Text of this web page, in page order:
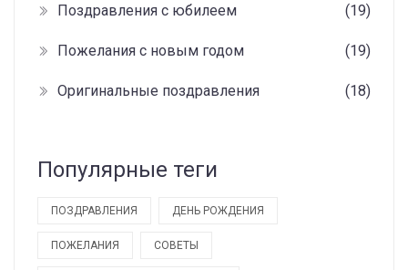
Поздравления с юбилеем (19)
Пожелания с новым годом (19)
Оригинальные поздравления (18)
Популярные теги
ПОЗДРАВЛЕНИЯ ДЕНЬ РОЖДЕНИЯ
ПОЖЕЛАНИЯ СОВЕТЫ